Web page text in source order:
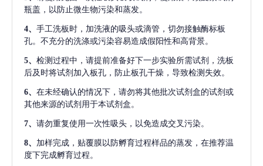
瓶盖，以防止微生物污染和蒸发。
4、 手工洗板时，加洗液的吸头或滴管，切勿接触酶标板
孔。不充分的洗涤或污染容易造成假阳性和高背景。
5、 检测过程中，请提前准备好下一步实验所需试剂，洗板
后及时将试剂加入板孔，防止板孔干燥，导致检测失效。
6、 在未经确认的情况下，请勿将其他批次试剂盒的试剂或
其他来源的试剂用于本试剂盒。
7、 请勿重复使用一次性吸头，以免造成交叉污染。
8、 加样完成，贴覆膜以防孵育过程样品的蒸发，在推荐温
度下完成孵育过程。